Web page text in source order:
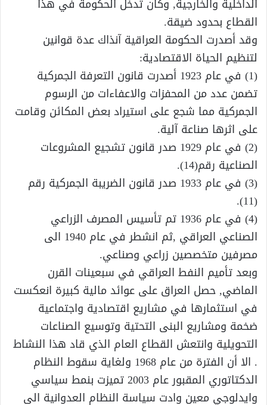
القطاع بحدود ضيقة.
وقد أصدرت الحكومة العراقية آنذاك عدة قوانين
لتنظيم الحياة الاقتصادية:
(1) في عام 1923 أصدرت قانون التعرفة الجمركية
تضمن عدد من المحفزات والاعفاءات من الرسوم
الجمركية مما شجع على استيراد بعض المكائن وقامت
على اثرها صناعة آلية.
(2) في عام 1929 صدر قانون تشجيع المشروعات
الصناعية رقم(14).
(3) في عام 1933 صدر قانون الضريبة الجمركية رقم
(11).
(4) في عام 1936 تم تأسيس المصرف الزراعي
الصناعي العراقي ,ثم انشطر في عام 1940 الى
مصرفين متخصصين زراعي وصناعي.
وبعد تأميم النفط العراقي في سبعينات القرن
الماضي, حصل العراق على عوائد مالية كبيرة انعكست
في استثمارها في مشاريع اقتصادية واجتماعية
ضخمة ومشاريع البنى التحتية وتوسيع الصناعات
التحويلية وانتعش القطاع العام الذي قاد هذا النشاط
. الا أن الفترة من عام 1968 ولغاية سقوط النظام
الدكتاتوري المقبور عام 2003 تميزت بنمط سياسي
وايدلوجي معين وادت سياسة النظام العدوانية الى